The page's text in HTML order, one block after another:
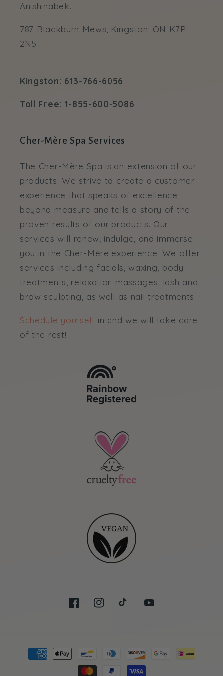
Anishinabek.
787 Blackburn Mews, Kingston, ON K7P
2N5
Kingston: 613-766-6056
Toll Free: 1-855-600-5086
Cher-Mère Spa Services
The Cher-Mère Spa is an extension of our
products. We strive to create a customer
experience that speaks of excellence
beyond measure and tells a story of the
proven results of our products. Our
services will renew, indulge, and immerse
you in the Cher-Mère experience. We offer
services including facials, waxing, body
treatments, relaxation massages, lash and
brow sculpting, as well as nail treatments.
Schedule yourself in and we will take care
of the rest!
FacebookInstagramTikTok YouTube
Moyens
de